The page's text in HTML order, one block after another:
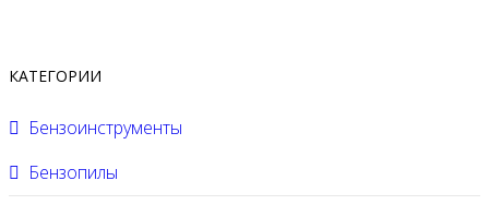
КАТЕГОРИИ
Бензоинструменты
Бензопилы